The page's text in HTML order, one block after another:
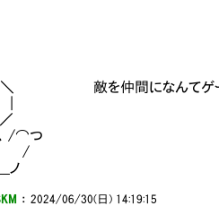
仲間になんてゲームじゃ
つ
/
：2024/06/30(日) 14:19:15